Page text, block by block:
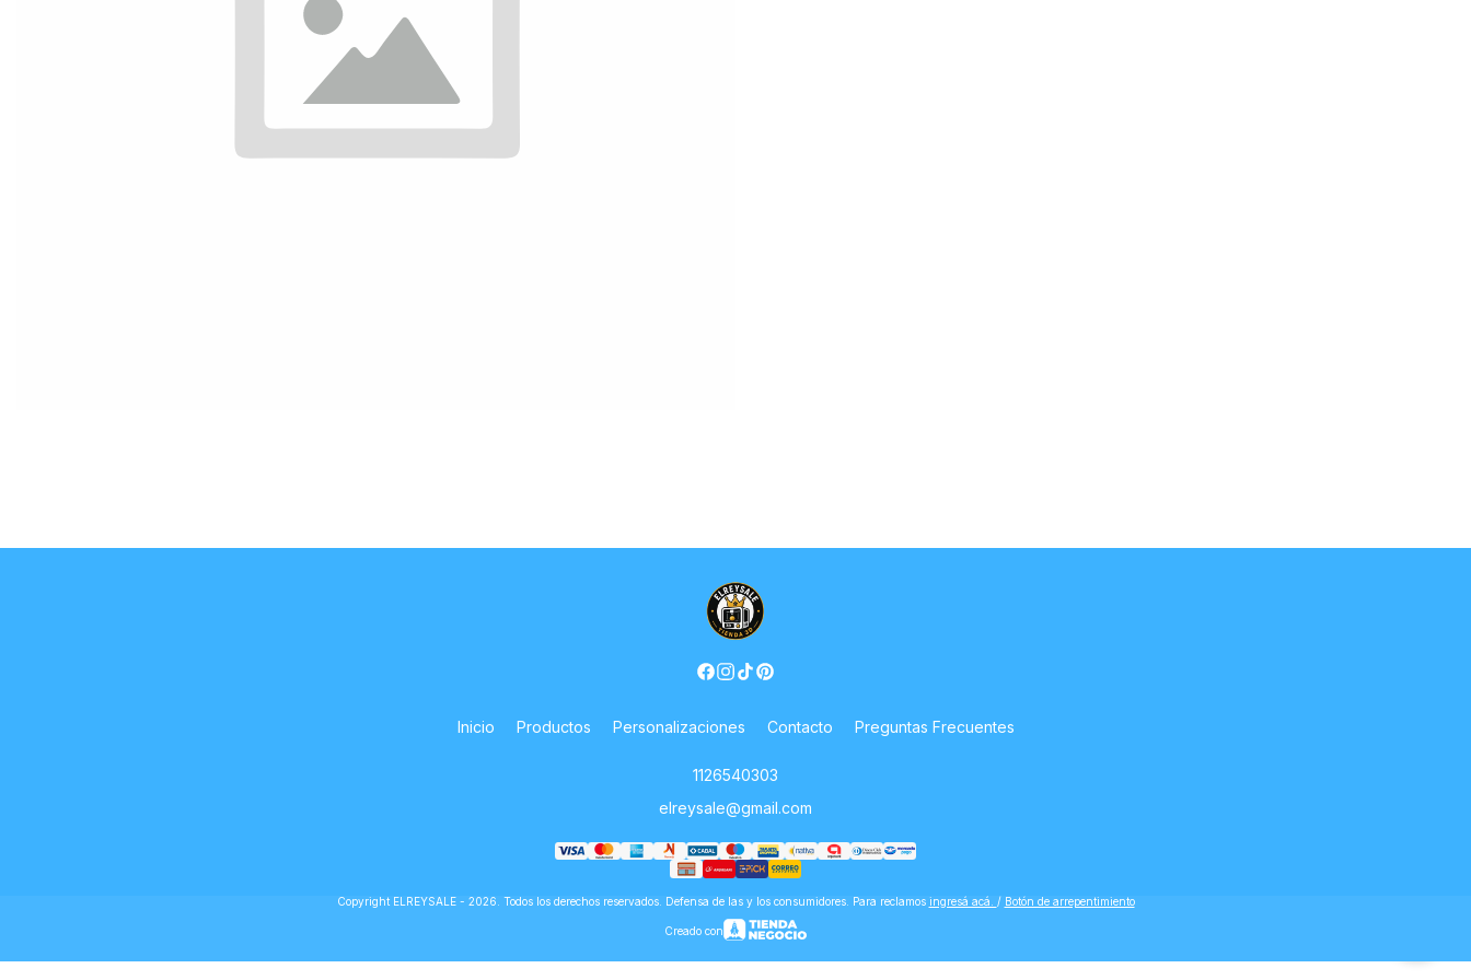
Inicio Productos Personalizaciones Contacto Preguntas Frecuentes
1126540303
elreysale@gmail.com
Copyright ELREYSALE - 2026. Todos los derechos reservados. Defensa de las y los consumidores. Para reclamos ingresá acá. / Botón de arrepentimiento
Creado con